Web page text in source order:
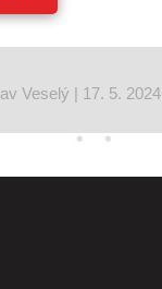
Veselý | 17. 5. 2024